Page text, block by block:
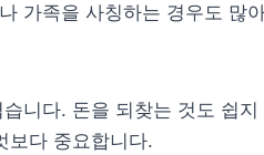
가족을 사칭하는 경우도 많
니다. 돈을 되찾는 것도 쉽
보다 중요합니다.